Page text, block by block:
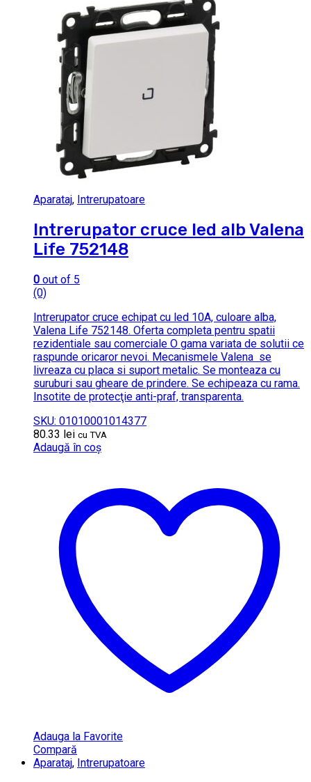
Aparataj, Intrerupatoare
Intrerupator cruce led alb Valena
Life 752148
0 out of 5
(0)
Intrerupator cruce echipat cu led 10A, culoare alba,
Valena Life 752148. Oferta completa pentru spatii
rezidentiale sau comerciale O gama variata de solutii ce
raspunde oricaror nevoi. Mecanismele Valena se
livreaza cu placa si suport metalic. Se monteaza cu
suruburi sau gheare de prindere. Se echipeaza cu rama.
Insotite de protecţie anti-praf, transparenta.
SKU: 01010001014377
80.33 lei cu TVA
Adaugă în coș
Adauga la Favorite
Compară
Aparataj, Intrerupatoare